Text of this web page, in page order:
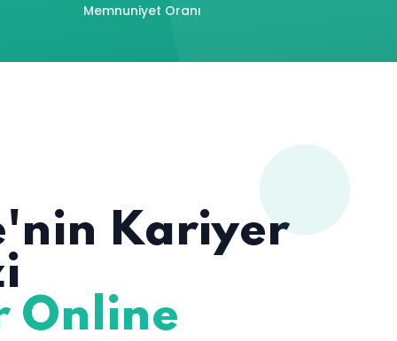
Memnuniyet Oranı
Kariyer
Online